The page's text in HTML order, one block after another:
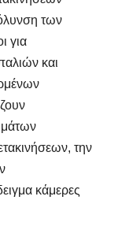
των
για
και
την
κάμερες